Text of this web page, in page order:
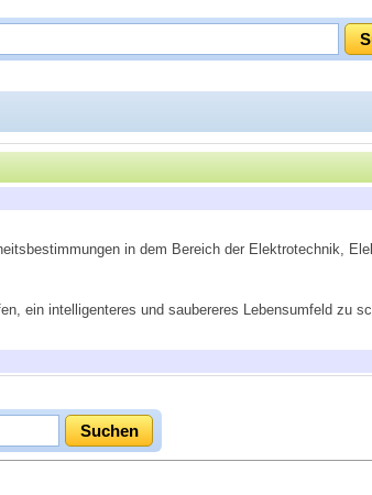
in dem Bereich der Elektrotechnik,
ein intelligenteres und saubereres Lebensumfeld zu